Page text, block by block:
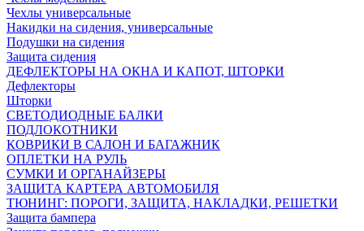
Чехлы универсальные
Накидки на сидения, универсальные
Подушки на сидения
Защита сидения
ДЕФЛЕКТОРЫ НА ОКНА И КАПОТ, ШТОРКИ
Дефлекторы
Шторки
СВЕТОДИОДНЫЕ БАЛКИ
ПОДЛОКОТНИКИ
КОВРИКИ В САЛОН И БАГАЖНИК
ОПЛЕТКИ НА РУЛЬ
СУМКИ И ОРГАНАЙЗЕРЫ
ЗАЩИТА КАРТЕРА АВТОМОБИЛЯ
ТЮНИНГ: ПОРОГИ, ЗАЩИТА, НАКЛАДКИ, РЕШЕТКИ
Защита бампера